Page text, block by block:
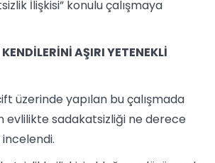
İlişkisi” konulu çalışmaya
AŞIRI YETENEKLİ
üzerinde yapılan bu çalışmada
evlilikte sadakatsizliği ne derece